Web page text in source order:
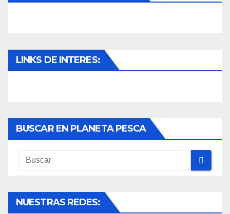
LINKS DE INTERES:
BUSCAR EN PLANETA PESCA
NUESTRAS REDES: